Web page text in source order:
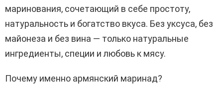
маринования, сочетающий в себе простоту,
натуральность и богатство вкуса. Без уксуса, без
майонеза и без вина — только натуральные
ингредиенты, специи и любовь к мясу.
Почему именно армянский маринад?